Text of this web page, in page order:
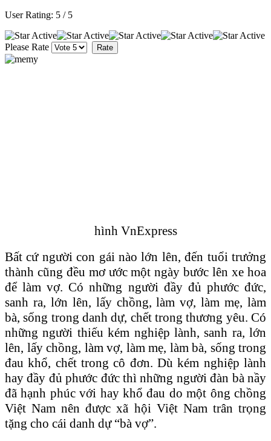
User Rating: 5 / 5
Please Rate
hình VnExpress
Bất cứ người con gái nào lớn lên, đến tuổi trưởng
thành cũng đều mơ ước một ngày bước lên xe hoa
để làm vợ. Có những người đầy đủ phước đức,
sanh ra, lớn lên, lấy chồng, làm vợ, làm mẹ, làm
bà, sống trong danh dự, chết trong thương yêu. Có
những người thiếu kém nghiệp lành, sanh ra, lớn
lên, lấy chồng, làm vợ, làm mẹ, làm bà, sống trong
đau khổ, chết trong cô đơn. Dù kém nghiệp lành
hay đầy đủ phước đức thì những người đàn bà nầy
đã hạnh phúc với hay khổ đau do một ông chồng
Việt Nam nên được xã hội Việt Nam trân trọng
tặng cho cái danh dự “bà vợ”.